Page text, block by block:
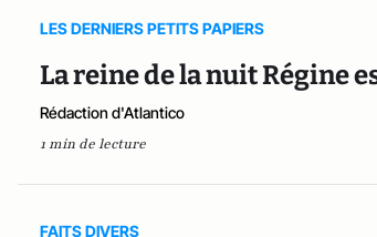
LES DERNIERS PETITS PAPIERS
La reine de la nuit Régine
Rédaction d'Atlantico
1 min de lecture
FAITS DIVERS